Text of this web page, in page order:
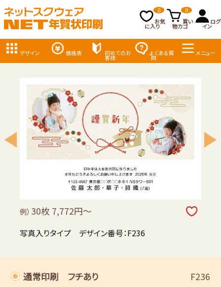
お気
に入り
0
買い
物カゴ
0
ログ
イン
デザイン 価格表 初めてのお
客様
よくある質
問
メニュー
例） 30枚 7,772円～
写真入りタイプ デザイン番号：F236
通常印刷 フチあり F236